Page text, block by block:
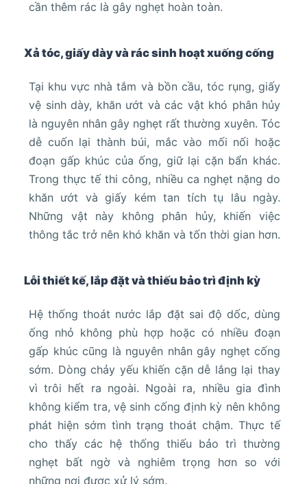
cần thêm rác là gây nghẹt hoàn toàn.
Xả tóc, giấy dày và rác sinh hoạt xuống cống
Tại khu vực nhà tắm và bồn cầu, tóc rụng, giấy
vệ sinh dày, khăn ướt và các vật khó phân hủy
là nguyên nhân gây nghẹt rất thường xuyên. Tóc
dễ cuốn lại thành búi, mắc vào mối nối hoặc
đoạn gấp khúc của ống, giữ lại cặn bẩn khác.
Trong thực tế thi công, nhiều ca nghẹt nặng do
khăn ướt và giấy kém tan tích tụ lâu ngày.
Những vật này không phân hủy, khiến việc
thông tắc trở nên khó khăn và tốn thời gian hơn.
Lỗi thiết kế, lắp đặt và thiếu bảo trì định kỳ
Hệ thống thoát nước lắp đặt sai độ dốc, dùng
ống nhỏ không phù hợp hoặc có nhiều đoạn
gấp khúc cũng là nguyên nhân gây nghẹt cống
sớm. Dòng chảy yếu khiến cặn dễ lắng lại thay
vì trôi hết ra ngoài. Ngoài ra, nhiều gia đình
không kiểm tra, vệ sinh cống định kỳ nên không
phát hiện sớm tình trạng thoát chậm. Thực tế
cho thấy các hệ thống thiếu bảo trì thường
nghẹt bất ngờ và nghiêm trọng hơn so với
những nơi được xử lý sớm.